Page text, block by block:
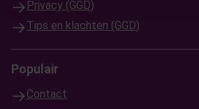
Privacy (GGD)
Tips en klachten (GGD)
Populair
Contact